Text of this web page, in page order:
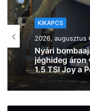
GASZTRO
2026, augusztus
Nem tudod,
a Napfény
KIKAPCS
2026, augusztus
Egy ilyen
Malátában!